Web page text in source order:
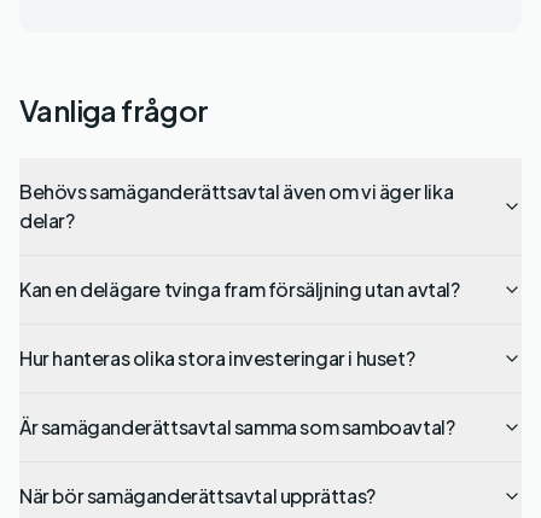
Vanliga frågor
Behövs samäganderättsavtal även om vi äger lika
delar?
Kan en delägare tvinga fram försäljning utan avtal?
Hur hanteras olika stora investeringar i huset?
Är samäganderättsavtal samma som samboavtal?
När bör samäganderättsavtal upprättas?